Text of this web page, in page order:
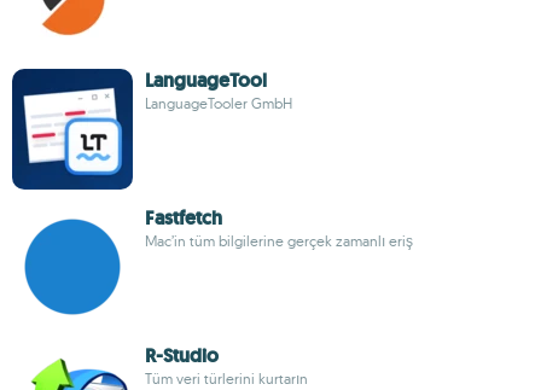
LanguageTool
LanguageTooler GmbH
Fastfetch
Mac’in tüm bilgilerine gerçek zamanlı eriş
R-Studio
Tüm veri türlerini kurtarın